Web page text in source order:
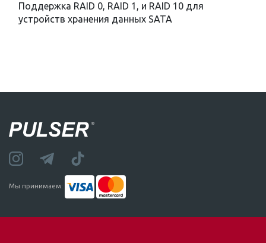
Поддержка RAID 0, RAID 1, и RAID 10 для
устройств хранения данных SATA
Мы принимаем: